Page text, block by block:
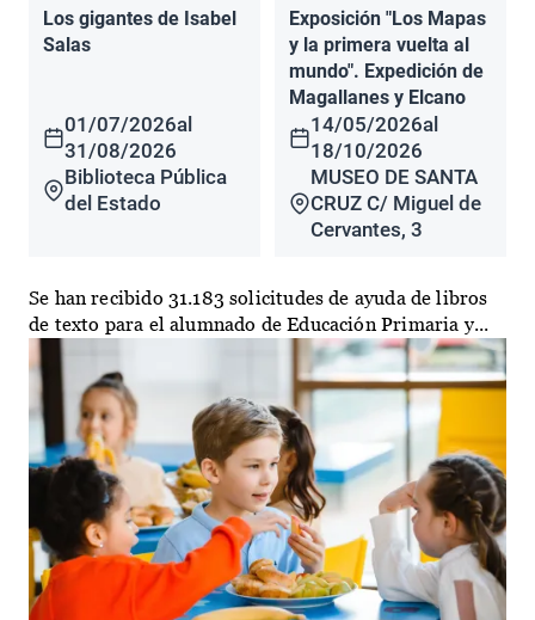
Los gigantes de Isabel
Salas
01/07/2026al
31/08/2026
Biblioteca Pública
del Estado
Exposición "Los Mapas
y la primera vuelta al
mundo". Expedición de
Magallanes y Elcano
14/05/2026al
18/10/2026
MUSEO DE SANTA
CRUZ C/ Miguel de
Cervantes, 3
Se han recibido 31.183 solicitudes de ayuda de libros
de texto para el alumnado de Educación Primaria y...